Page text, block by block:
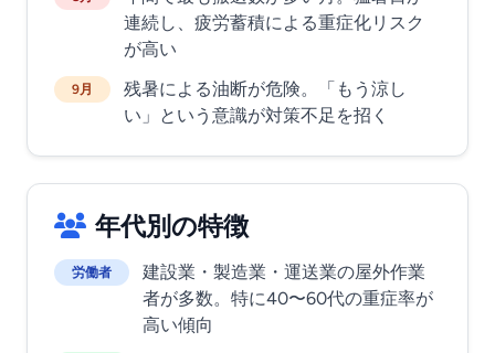
連続し、疲労蓄積による重症化リスク
が高い
9月
残暑による油断が危険。「もう涼し
い」という意識が対策不足を招く
年代別の特徴
労働者
建設業・製造業・運送業の屋外作業
者が多数。特に40〜60代の重症率が
高い傾向